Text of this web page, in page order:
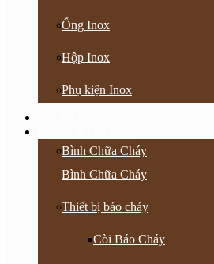
Ống Inox
Hộp Inox
Phụ kiện Inox
Bình Chữa Cháy
Bình Chữa Cháy
Thiết bị báo cháy
Còi Báo Cháy